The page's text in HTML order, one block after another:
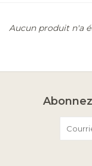
Aucun produit n'a